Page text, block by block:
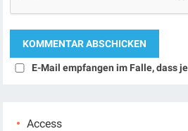
E-Mail empfangen im Falle, dass
Access